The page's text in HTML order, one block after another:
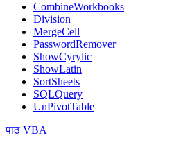
CombineWorkbooks
Division
MergeCell
PasswordRemover
ShowCyrylic
ShowLatin
SortSheets
SQLQuery
UnPivotTable
पाठ VBA